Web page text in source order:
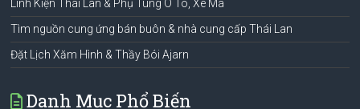
Linh Kiện Thái Lan & Phụ Tùng Ô Tô, Xe Má
Tìm nguồn cung ứng bán buôn & nhà cung cấp Thái Lan
Đặt Lịch Xăm Hình & Thầy Bói Ajarn
Danh Mục Phổ Biến